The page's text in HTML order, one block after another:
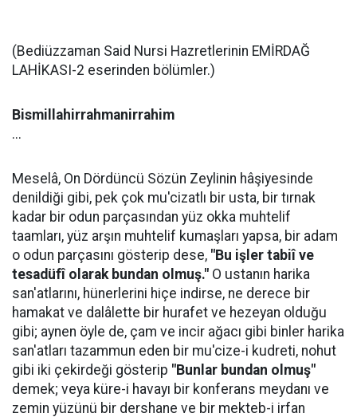
(Bediüzzaman Said Nursi Hazretlerinin EMİRDAĞ
LAHİKASI-2 eserinden bölümler.)
Bismillahirrahmanirrahim
...
Meselâ, On Dördüncü Sözün Zeylinin hâşiyesinde
denildiği gibi, pek çok mu'cizatlı bir usta, bir tırnak
kadar bir odun parçasından yüz okka muhtelif
taamları, yüz arşın muhtelif kumaşları yapsa, bir adam
o odun parçasını gösterip dese, "Bu işler tabiî ve
tesadüfî olarak bundan olmuş." O ustanın harika
san'atlarını, hünerlerini hiçe indirse, ne derece bir
hamakat ve dalâlette bir hurafet ve hezeyan olduğu
gibi; aynen öyle de, çam ve incir ağacı gibi binler harika
san'atları tazammun eden bir mu'cize-i kudreti, nohut
gibi iki çekirdeği gösterip "Bunlar bundan olmuş"
demek; veya küre-i havayı bir konferans meydanı ve
zemin yüzünü bir dershane ve bir mekteb-i irfan